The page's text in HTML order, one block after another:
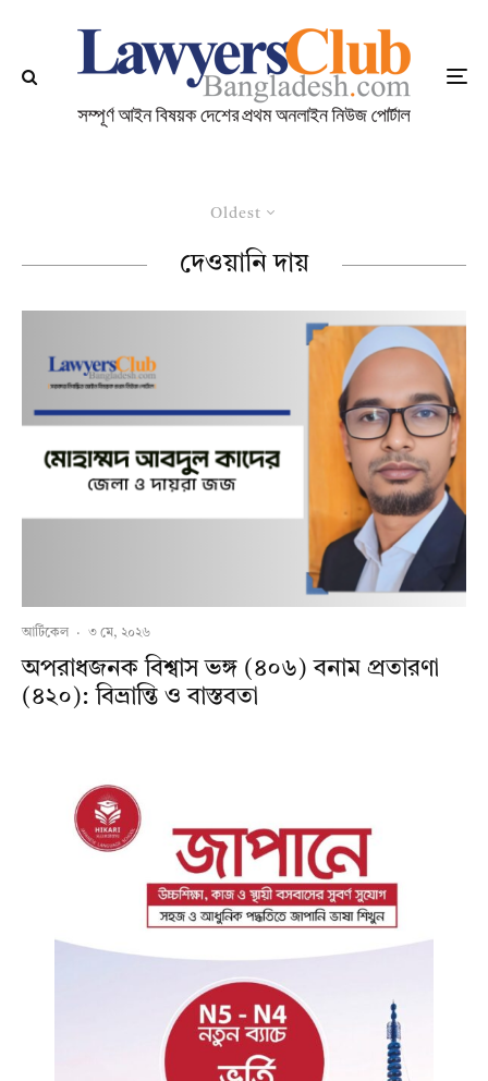
Oldest
দেওয়ানি দায়
আর্টিকেল · ৩ মে, ২০২৬
অপরাধজনক বিশ্বাস ভঙ্গ (৪০৬) বনাম প্রতারণা
(৪২০): বিভ্রান্তি ও বাস্তবতা